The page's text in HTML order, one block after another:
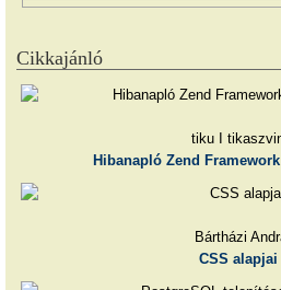
Cikkajánló
tiku I
Hibanapló Zend
Bártházi
CSS alapjai